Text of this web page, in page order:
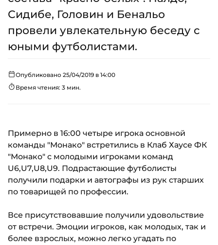
Сидибе, Головин и Бенальо
провели увлекательную беседу с
юными футболистами.
Опубликовано 25/04/2019 в 14:00
Время чтения: 3 мин.
Примерно в 16:00 четыре игрока основной
команды "Монако" встретились в Клаб Хаусе ФК
"Монако" с молодыми игроками команд
U6,U7,U8,U9. Подрастающие футболисты
получили подарки и автографы из рук старших
по товарищей по профессии.
Все присутствовавшие получили удовольствие
от встречи. Эмоции игроков, как молодых, так и
более взрослых, можно легко угадать по